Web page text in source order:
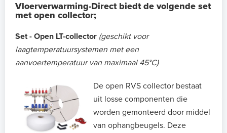
Vloerverwarming-Direct biedt de volgende set
met open collector;
Set - Open LT-collector (geschikt voor
laagtemperatuursystemen met een
aanvoertemperatuur van maximaal 45°C)
De open RVS collector bestaat
uit losse componenten die
worden gemonteerd door middel
van ophangbeugels. Deze